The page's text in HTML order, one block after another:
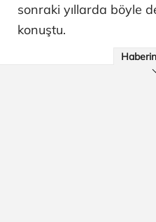
sonraki yıllarda böyle
konuştu.